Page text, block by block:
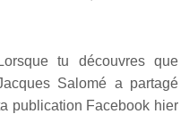
Lorsque tu découvres que
Salomé a partagé
publication Facebook hier